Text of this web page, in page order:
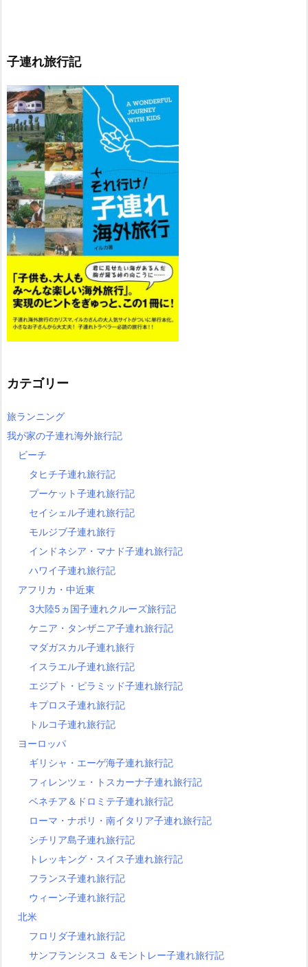
子連れ旅行記
カテゴリー
旅ランニング
我が家の子連れ海外旅行記
ビーチ
タヒチ子連れ旅行記
プーケット子連れ旅行記
セイシェル子連れ旅行記
モルジブ子連れ旅行
インドネシア・マナド子連れ旅行記
ハワイ子連れ旅行記
アフリカ・中近東
3大陸5ヵ国子連れクルーズ旅行記
ケニア・タンザニア子連れ旅行記
マダガスカル子連れ旅行
イスラエル子連れ旅行記
エジプト・ピラミッド子連れ旅行記
キプロス子連れ旅行記
トルコ子連れ旅行記
ヨーロッパ
ギリシャ・エーゲ海子連れ旅行記
フィレンツェ・トスカーナ子連れ旅行記
ベネチア＆ドロミテ子連れ旅行記
ローマ・ナポリ・南イタリア子連れ旅行記
シチリア島子連れ旅行記
トレッキング・スイス子連れ旅行記
フランス子連れ旅行記
ウィーン子連れ旅行記
北米
フロリダ子連れ旅行記
サンフランシスコ ＆モントレー子連れ旅行記